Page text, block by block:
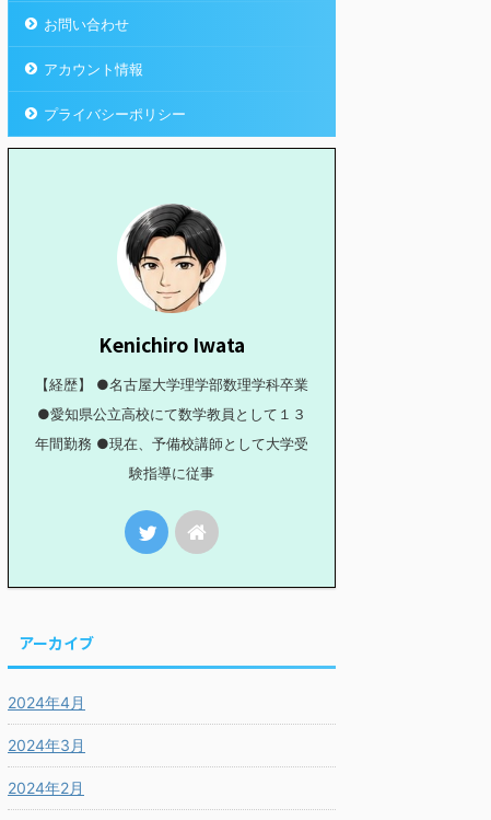
お問い合わせ
アカウント情報
プライバシーポリシー
Kenichiro Iwata
【経歴】 ●名古屋大学理学部数理学科卒業
●愛知県公立高校にて数学教員として１３
年間勤務 ●現在、予備校講師として大学受
験指導に従事
アーカイブ
2024年4月
2024年3月
2024年2月